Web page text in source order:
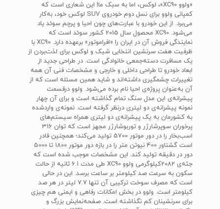
«ولوو ‌XC90»، لوکس، اما به سبک ما! این شعاری است که
کمپانی ولوو برای نسل دوم خودروی‌ SUV‌ لوکس خود، به‌کار
می‌برد. از این خودرو با عبارت‌های چون احیا و پرچم سوئد یاد
می‌شود. XC90‌ محصول سال 2015 کشور سوئد است که
نمایندگی فروش آن در ایران را «افراموتور» برعهده دارد. ‌XC90‌ با
ظرفیت هفت سرنشین انتخابی شیک و لوکس برای لذت‌بردن از
یک مسافرت دسته‌جمعی خانوادگی است. در طراحی جدید از
ابعاد خودرو تا طراحی داخلی و خارجی و مشخصات فنی آن همه
تغییرات چشمگیری داشته‌اند و شاید همین مسئله است که از
آن به‌عنوان پروژه‌ی احیا نام برده می‌شود. ولوو درقسمت
پیشرانه‌ی این مدل سنگ تمام گذاشته است و برای آن چهار
نمونه پیشرانه‌ی دو لیتری در‌نظر گرفته است. نمونه‌ی وارد‌شده
به کشورمان به یک پیشرانه‌ی دو لیتری همراه سیستم‌های
پر‌خوران سوپرشارژر و توربوشارژر مجهز است که توان 316
اسب‌بخار را در دور موتور 5700 تولید می‌کند؛ همچنین قادر
است گشتاور 400 نیوتن متر را در بازه دور موتور 1800 تا 5000
دور در دقیقه تولید کند. این مشخصات موجب شده است که
جثه‌ی 2082کیلوگرمی ولوو‌ XC90‌ طی مدت 6.1 ثانیه از حالت
سکون به سرعت صد کیلومتر بر ساعت برسد. این در حالی‌
است که مصرف سوخت ترکیبی آن تنها 7.7 لیتر در هر صد
کیلومتر است. ولوو در بخش امکانات رفاهی و ایمنی هم چیزی
برای سرنشینان کم نگذاشته است. صفحه‌نمایش بزرگ و